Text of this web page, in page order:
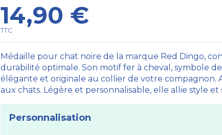
14,90 €
TTC
Médaille pour chat noire de la marque Red Dingo,
durabilité optimale. Son motif fer à cheval, symbole
élégante et originale au collier de votre compagnon.
aux chats. Légère et personnalisable, elle allie style
Personnalisation